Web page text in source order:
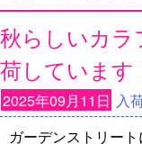
秋らしいカラ
荷しています
2025年09月11日 入
ガーデンストリー